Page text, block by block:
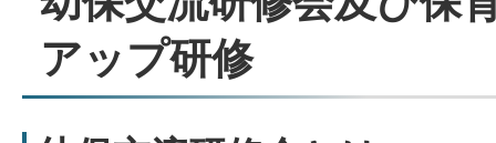
アップ研修